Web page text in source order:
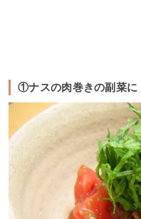
①ナスの肉巻きの副菜に